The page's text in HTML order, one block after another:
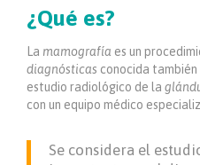
¿Qué es?
La mamografía es un
diagnósticas conocida también
estudio radiológico de la
con un equipo médico
Se considera el